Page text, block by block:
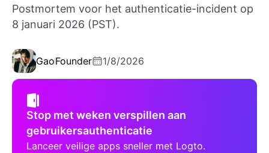
Postmortem voor het authenticatie-incident op
8 januari 2026 (PST).
GaoFounder 1/8/2026
Stop met weken verspillen aan
gebruikersauthenticatie
Lanceer veilige apps sneller met Logto.